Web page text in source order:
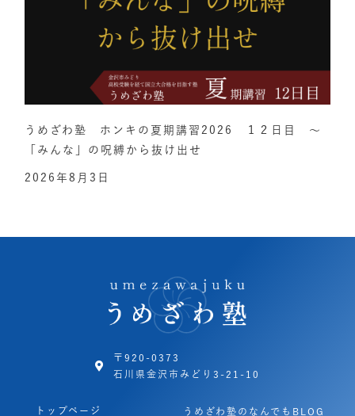
うめざわ塾 ホンキの夏期講習2026 １２日目 ～
「みんな」の呪縛から抜け出せ
2026年8月3日
〒920-0373
石川県金沢市みどり3-21-10
トップページ うめざわ塾のなんでもBLOG